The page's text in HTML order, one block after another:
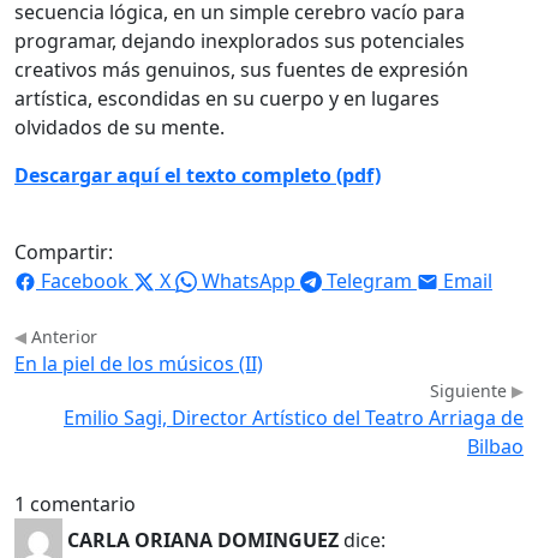
secuencia lógica, en un simple cerebro vacío para
programar, dejando inexplorados sus potenciales
creativos más genuinos, sus fuentes de expresión
artística, escondidas en su cuerpo y en lugares
olvidados de su mente.
Descargar aquí el texto completo (pdf)
Compartir:
Facebook
X WhatsApp Telegram Email
Anterior
En la piel de los músicos (II)
Siguiente
Emilio Sagi, Director Artístico del Teatro Arriaga de
Bilbao
1 comentario
CARLA ORIANA DOMINGUEZdice: